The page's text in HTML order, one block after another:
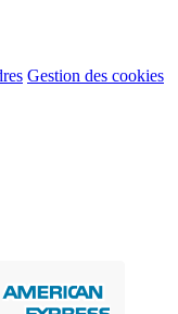
Gestion des cookies